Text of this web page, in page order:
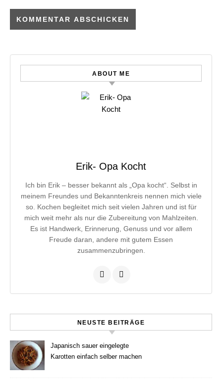
ABOUT ME
Erik- Opa Kocht
Ich bin Erik – besser bekannt als „Opa kocht“. Selbst in
meinem Freundes und Bekanntenkreis nennen mich viele
so. Kochen begleitet mich seit vielen Jahren und ist für
mich weit mehr als nur die Zubereitung von Mahlzeiten.
Es ist Handwerk, Erinnerung, Genuss und vor allem
Freude daran, andere mit gutem Essen
zusammenzubringen.
NEUSTE BEITRÄGE
Japanisch sauer eingelegte
Karotten einfach selber machen